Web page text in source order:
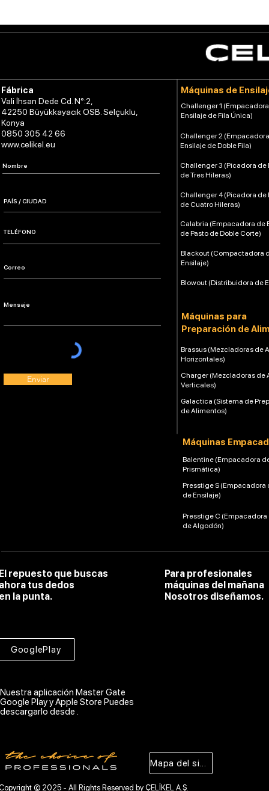
Fábrica
Vali İhsan Dede Cd. N°:2,
42250 Büyükkayacık OSB. Selçuklu,
Konya
0850 305 42 66
www.celikel.eu
Enviar
Máquinas de
Challenger 1
Ensilaje de Fila Única)
Challenger 2
Ensilaje de Doble Fila)
Calabria (Empacadora de
de Pasto de Doble Corte)
Blackout (Compactadora
Ensilaje)
Blowout (Distribuidora de
Máquinas para
Preparación de
Challenger 4 (Picadora de
de Cuatro Hileras)
Challenger 3 (Picadora de
de Tres Hileras)
Brassus (Mezcladoras de
Horizontales)
Charger (Mezcladoras de
Verticales)
Galactica (Sistema de
de Alimentos)
Máquinas
Balentine (Empacadora
Prismática)
Presstige S (Empacadora
de Ensilaje)
Presstige C (Empacadora
de Algodón)
repuesto que buscas
tus dedos
la punta.
Para profesionales
máquinas del mañana
Nosotros diseñamos.
GooglePlay
Nuestra aplicación Master Gate
Google Play y Apple Store Puedes
descargarlo desde .
© 2025 - All Rights Reserved by ÇELİKEL A.Ş.